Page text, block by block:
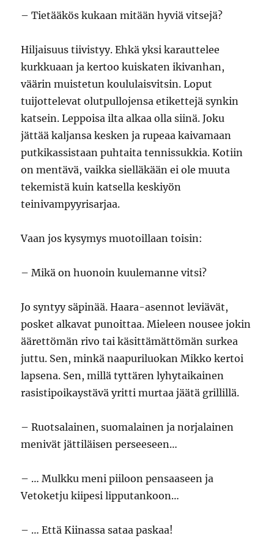
– Tietääkös kukaan mitään hyviä vitsejä?
Hiljaisuus tiivistyy. Ehkä yksi karauttelee
kurkkuaan ja kertoo kuiskaten ikivanhan,
väärin muistetun koululaisvitsin. Loput
tuijottelevat olutpullojensa etikettejä synkin
katsein. Leppoisa ilta alkaa olla siinä. Joku
jättää kaljansa kesken ja rupeaa kaivamaan
putkikassistaan puhtaita tennissukkia. Kotiin
on mentävä, vaikka sielläkään ei ole muuta
tekemistä kuin katsella keskiyön
teinivampyyrisarjaa.
Vaan jos kysymys muotoillaan toisin:
– Mikä on huonoin kuulemanne vitsi?
Jo syntyy säpinää. Haara-asennot leviävät,
posket alkavat punoittaa. Mieleen nousee jokin
äärettömän rivo tai käsittämättömän surkea
juttu. Sen, minkä naapuriluokan Mikko kertoi
lapsena. Sen, millä tyttären lyhytaikainen
rasistipoikaystävä yritti murtaa jäätä grillillä.
– Ruotsalainen, suomalainen ja norjalainen
menivät jättiläisen perseeseen…
– … Mulkku meni piiloon pensaaseen ja
Vetoketju kiipesi lipputankoon…
– … Että Kiinassa sataa paskaa!